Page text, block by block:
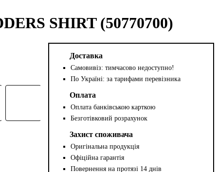
SHIRT (50770700)
Доставка
Самовивіз: тимчасово недоступно!
По Україні: за тарифами перевізника
Оплата
Оплата банківською карткою
Безготівковий розрахунок
Захист споживача
Оригінальна продукція
Офіційна гарантія
Повернення на протязі 14 днів